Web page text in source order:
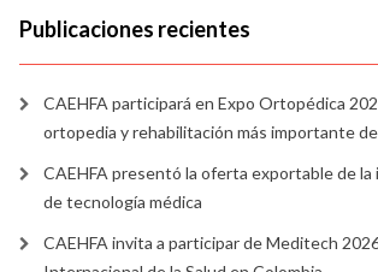
Publicaciones recientes
CAEHFA participará en Expo Ortopédica
ortopedia y rehabilitación más importante
CAEHFA presentó la oferta exportable de
de tecnología médica
CAEHFA invita a participar de Meditech